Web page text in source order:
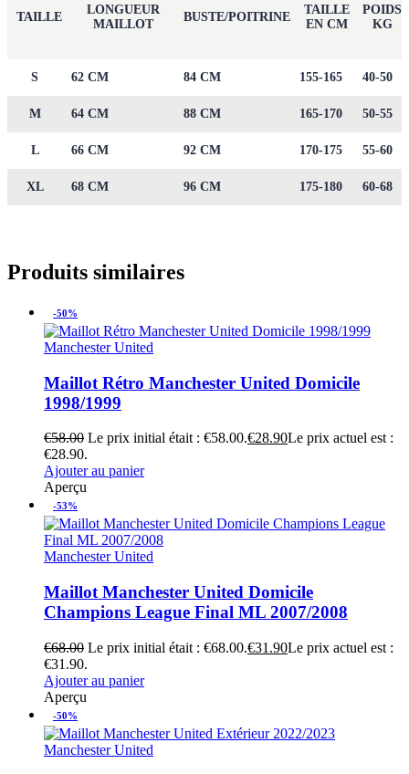
TAILLE
LONGUEUR
MAILLOT
BUSTE/POITRINE
TAILLE
EN CM
POIDS
KG
S 62 CM 84 CM 155-165 40-50
M 64 CM 88 CM 165-170 50-55
L 66 CM 92 CM 170-175 55-60
XL 68 CM 96 CM 175-180 60-68
Produits similaires
-50%
Manchester United
Maillot Rétro Manchester United Domicile
1998/1999
€58.00 Le prix initial était : €58.00.€28.90Le prix actuel est :
€28.90.
Ajouter au panier
Aperçu
-53%
Manchester United
Maillot Manchester United Domicile
Champions League Final ML 2007/2008
€68.00 Le prix initial était : €68.00.€31.90Le prix actuel est :
€31.90.
Ajouter au panier
Aperçu
-50%
Manchester United